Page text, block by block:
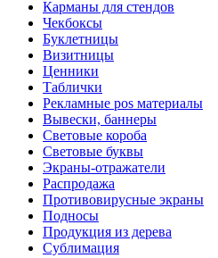
Карманы для стендов
Чекбоксы
Буклетницы
Визитницы
Ценники
Таблички
Рекламные pos материалы
Вывески, баннеры
Световые короба
Световые буквы
Экраны-отражатели
Распродажа
Противовирусные экраны
Подносы
Продукция из дерева
Сублимация